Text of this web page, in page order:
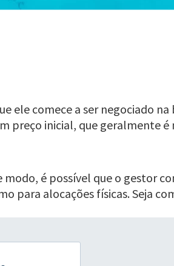
ele comece a ser negociado na
preço inicial, que geralmente é
é possível que o gestor
para alocações físicas. Seja